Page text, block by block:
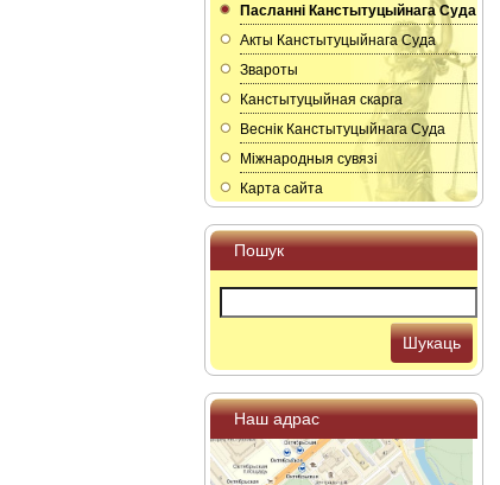
Пасланнi Канстытуцыйнага Суда
Акты Канстытуцыйнага Суда
Звароты
Канстытуцыйная скарга
Веснік Канстытуцыйнага Суда
Мiжнародныя сувязi
Карта сайта
Пошук
Шукаць
Наш адрас